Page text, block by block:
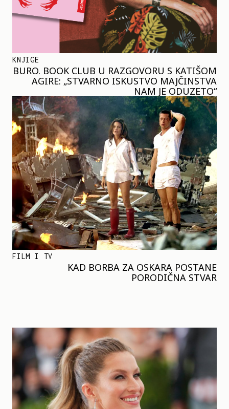
KNJIGE
BURO. BOOK CLUB U RAZGOVORU S KATIŠOM
AGIRE: „STVARNO ISKUSTVO MAJČINSTVA
NAM JE ODUZETO“
FILM I TV
KAD BORBA ZA OSKARA POSTANE
PORODIČNA STVAR